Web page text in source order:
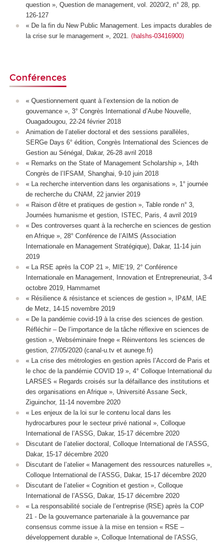
question », Question de management, vol. 2020/2, n° 28, pp.
126-127
« De la fin du New Public Management. Les impacts durables de
la crise sur le management », 2021. ⟨halshs-03416900⟩
Conférences
« Questionnement quant à l’extension de la notion de
gouvernance », 3° Congrès International d’Aube Nouvelle,
Ouagadougou, 22-24 février 2018
Animation de l’atelier doctoral et des sessions parallèles,
SERGe Days 6° édition, Congrès International des Sciences de
Gestion au Sénégal, Dakar, 26-28 avril 2018
« Remarks on the State of Management Scholarship », 14th
Congrès de l’IFSAM, Shanghai, 9-10 juin 2018
« La recherche intervention dans les organisations », 1° journée
de recherche du CNAM, 22 janvier 2019
« Raison d’être et pratiques de gestion », Table ronde n° 3,
Journées humanisme et gestion, ISTEC, Paris, 4 avril 2019
« Des controverses quant à la recherche en sciences de gestion
en Afrique », 28° Conférence de l’AIMS (Association
Internationale en Management Stratégique), Dakar, 11-14 juin
2019
« La RSE après la COP 21 », MIE’19, 2° Conférence
Internationale en Management, Innovation et Entrepreneuriat, 3-4
octobre 2019, Hammamet
« Résilience & résistance et sciences de gestion », IP&M, IAE
de Metz, 14-15 novembre 2019
« De la pandémie covid-19 à la crise des sciences de gestion.
Réfléchir – De l’importance de la tâche réflexive en sciences de
gestion », Webséminaire fnege « Réinventons les sciences de
gestion, 27/05/2020 (canal-u.tv et aunege.fr)
« La crise des métrologies en gestion après l’Accord de Paris et
le choc de la pandémie COVID 19 », 4° Colloque International du
LARSES « Regards croisés sur la défaillance des institutions et
des organisations en Afrique », Université Assane Seck,
Ziguinchor, 11-14 novembre 2020
« Les enjeux de la loi sur le contenu local dans les
hydrocarbures pour le secteur privé national », Colloque
International de l’ASSG, Dakar, 15-17 décembre 2020
Discutant de l’atelier doctoral, Colloque International de l’ASSG,
Dakar, 15-17 décembre 2020
Discutant de l’atelier « Management des ressources naturelles »,
Colloque International de l’ASSG, Dakar, 15-17 décembre 2020
Discutant de l’atelier « Cognition et gestion », Colloque
International de l’ASSG, Dakar, 15-17 décembre 2020
« La responsabilité sociale de l’entreprise (RSE) après la COP
21 - De la gouvernance partenariale à la gouvernance par
consensus comme issue à la mise en tension « RSE –
développement durable », Colloque International de l’ASSG,